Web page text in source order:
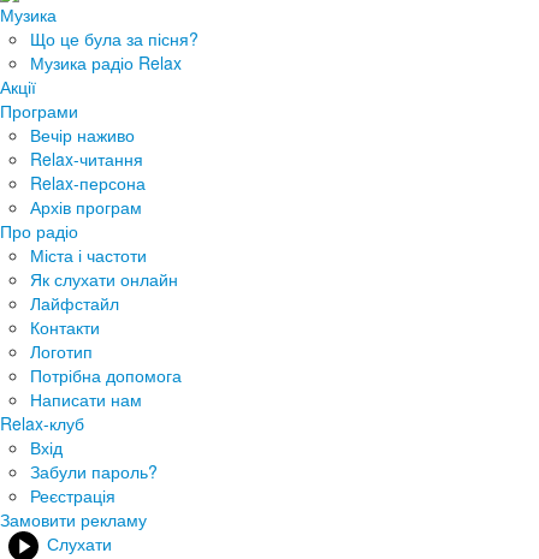
Музика
Що це була за пісня?
Музика радіо Relax
Акції
Програми
Вечір наживо
Relax-читання
Relax-персона
Архів програм
Про радіо
Міста і частоти
Як слухати онлайн
Лайфстайл
Контакти
Логотип
Потрібна допомога
Написати нам
Relax-клуб
Вхід
Забули пароль?
Реєстрація
Замовити рекламу
Слухати